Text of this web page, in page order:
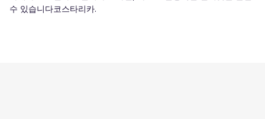
수 있습니다코스타리카.